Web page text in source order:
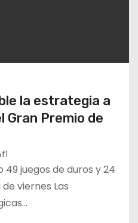
la estrategia a
Gran Premio de
49 juegos de duros y 24
viernes Las